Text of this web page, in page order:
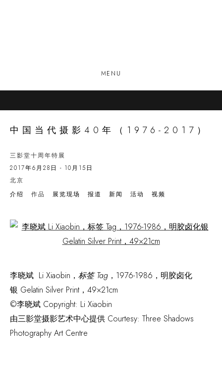
MENU
中国当代摄影40年（1976-2017）
三影堂十周年特展
2017年6月28日 - 10月15日
北京
介绍
作品 展览现场 报道 新闻 活动 视频
Open a larger version of the following image in a popup:
李晓斌 Li Xiaobin， 标签 Tag ，1976-1986，明胶卤化
银 Gelatin Silver Print，49×21cm
©李晓斌 Copyright: Li Xiaobin
由三影堂摄影艺术中心提供 Courtesy: Three Shadows
Photography Art Centre